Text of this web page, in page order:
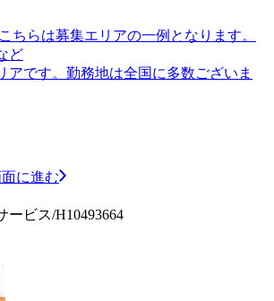
ちらは募集エリアの一例となります。
ど
です。勤務地は全国に多数ございま
に進む
ービス/H10493664